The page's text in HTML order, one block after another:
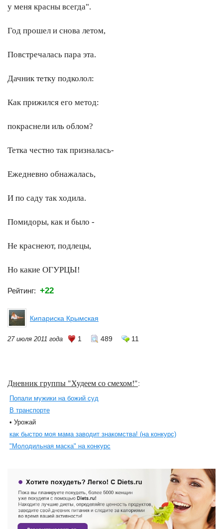
у меня красны всегда".
Год прошел и снова летом,
Повстречалась пара эта.
Дачник тетку подколол:
Как прижился его метод:
покраснели иль облом?
Тетка честно так призналась-
Ежедневно обнажалась,
И по саду так ходила.
Помидоры, как и было -
Не краснеют, подлецы,
Но какие ОГУРЦЫ!
Рейтинг: +22
Кипариска Крымская
27 июля 2011 года 1 489 11
Дневник группы "Худеем со смехом!":
Попали мужики на божий суд
В транспорте
• Урожай
как быстро моя мама заводит знакомства! (на конкурс)
"Молодильная маска" на конкурс